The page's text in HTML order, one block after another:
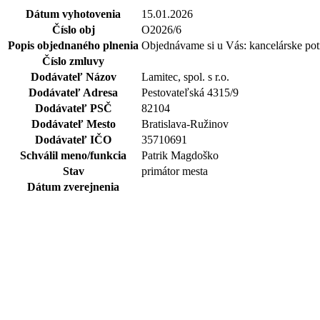
Dátum vyhotovenia
15.01.2026
Číslo obj
O2026/6
Popis objednaného plnenia Objednávame si u Vás: kancelárske
Číslo zmluvy
Dodávateľ Názov
Lamitec, spol. s r.o.
Dodávateľ Adresa
Pestovateľská 4315/9
Dodávateľ PSČ
82104
Dodávateľ Mesto
Bratislava-Ružinov
Dodávateľ IČO
35710691
Schválil meno/funkcia
Patrik Magdoško
Stav
primátor mesta
Dátum zverejnenia